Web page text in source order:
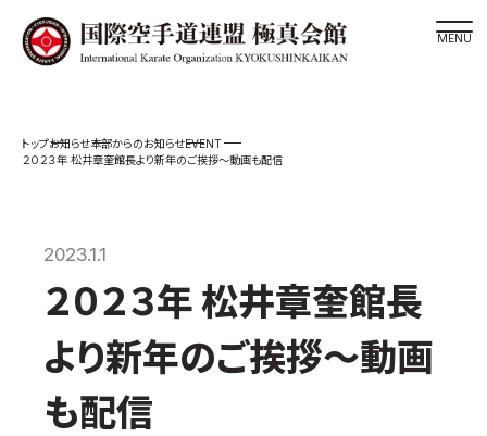
スケジュール
松井章奎館長 紹介
極真の歴史
極真会館のご案内
お知らせ本部からのお知らせEVENT
２０２３年 松井章奎館長より新年のご挨拶～動画も配信
2023.1.1
２０２３年 松井章奎館長
より新年のご挨拶～動画
も配信